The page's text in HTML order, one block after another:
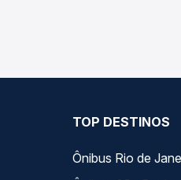
TOP DESTINOS
Ônibus Rio de